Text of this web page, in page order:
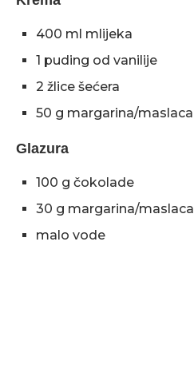
400 ml mlijeka
1 puding od vanilije
2 žlice šećera
50 g margarina/maslaca
Glazura
100 g čokolade
30 g margarina/maslaca
malo vode